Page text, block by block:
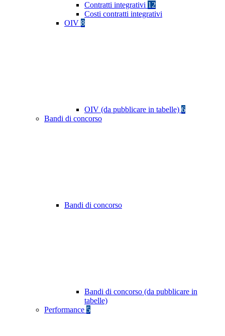
Contratti integrativi 12
Costi contratti integrativi
OIV 8
OIV (da pubblicare in tabelle) 6
Bandi di concorso
Bandi di concorso
Bandi di concorso (da pubblicare in
tabelle)
Performance 5